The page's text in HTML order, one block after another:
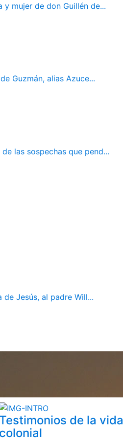
y mujer de don Guillén de...
Guzmán, alias Azuce...
las sospechas que pend...
Jesús, al padre Will...
Testimonios de la vida
colonial